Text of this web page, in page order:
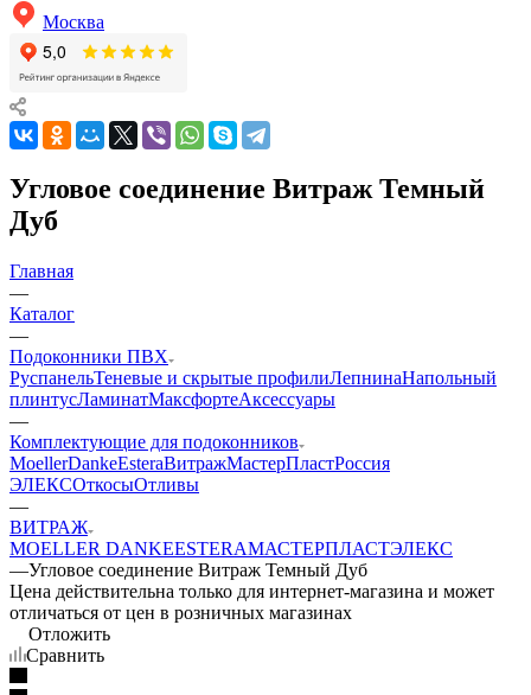
Москва
Угловое соединение Витраж Темный
Дуб
Главная
—
Каталог
—
Подоконники ПВХ
РуспанельТеневые и скрытые профилиЛепнинаНапольный
плинтусЛаминатМаксфортеАксессуары
—
Комплектующие для подоконников
MoellerDankeEsteraВитражМастерПластРоссия
ЭЛЕКСОткосыОтливы
—
ВИТРАЖ
MOELLER DANKEESTERAМАСТЕРПЛАСТЭЛЕКС
—Угловое соединение Витраж Темный Дуб
Цена действительна только для интернет-магазина и может
отличаться от цен в розничных магазинах
Отложить
Сравнить